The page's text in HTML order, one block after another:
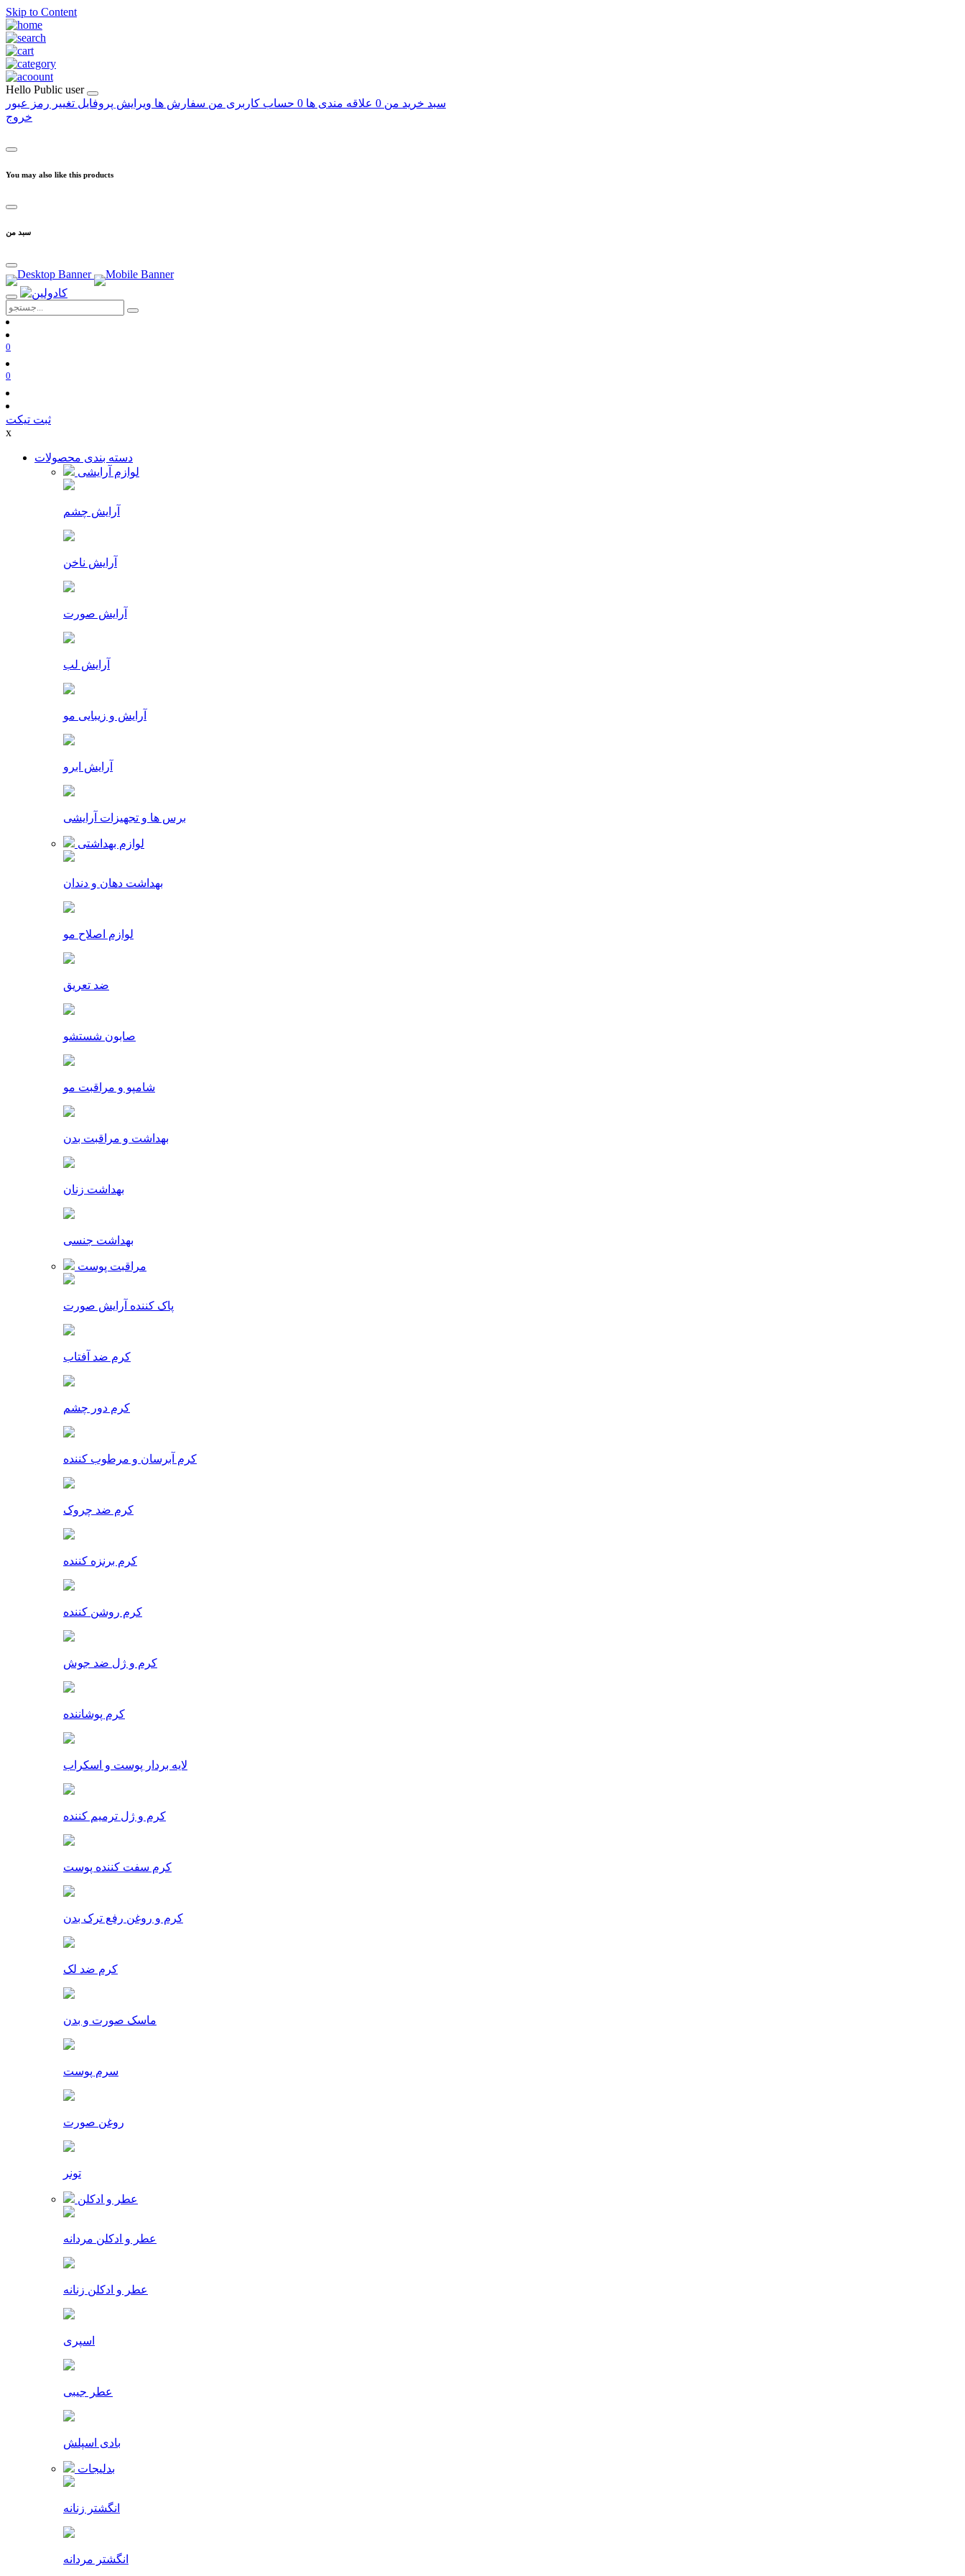
Skip to Content
Hello Public user
سبد خرید من 0 علاقه مندی ها 0 حساب کاربری من سفارش ها ویرایش پروفایل تغییر رمز عبور
خروج
You may also like this products
سبد من
0
0
ثبت تیکت
x
دسته بندی محصولات
لوازم آرایشی
آرایش چشم
آرایش ناخن
آرایش صورت
آرایش لب
آرایش و زیبایی مو
آرایش ابرو
برس ها و تجهیزات آرایشی
لوازم بهداشتی
بهداشت دهان و دندان
لوازم اصلاح مو
ضد تعریق
صابون شستشو
شامپو و مراقبت مو
بهداشت و مراقبت بدن
بهداشت زنان
بهداشت جنسی
مراقبت پوست
پاک کننده آرایش صورت
کرم ضد آفتاب
کرم دور چشم
کرم آبرسان و مرطوب کننده
کرم ضد چروک
کرم برنزه کننده
کرم روشن کننده
کرم و ژل ضد جوش
کرم پوشاننده
لایه بردار پوست و اسکراب
کرم و ژل ترمیم کننده
کرم سفت کننده پوست
کرم و روغن رفع ترک بدن
کرم ضد لک
ماسک صورت و بدن
سرم پوست
روغن صورت
تونر
عطر و ادکلن
عطر و ادکلن مردانه
عطر و ادکلن زنانه
اسپری
عطر جیبی
بادی اسپلش
بدلیجات
انگشتر زنانه
انگشتر مردانه